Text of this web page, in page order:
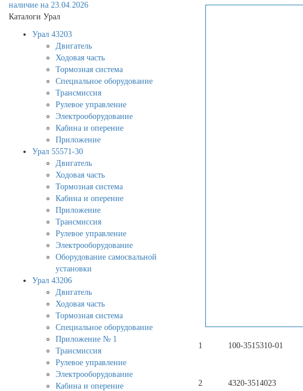
наличие на 23.04.2026
Каталоги Урал
Урал 43203
Двигатель
Ходовая часть
Тормозная система
Специальное оборудование
Трансмиссия
Рулевое управление
Электрооборудование
Кабина и оперение
Приложение
Урал 55571-30
Двигатель
Ходовая часть
Тормозная система
Кабина и оперение
Приложение
Трансмиссия
Рулевое управление
Электрооборудование
Оборудование самосвальной
установки
Урал 43206
Двигатель
Ходовая часть
Тормозная система
Специальное оборудование
Приложение № 1
Трансмиссия
Рулевое управление
Электрооборудование
Кабина и оперение
1 100-3515310-01
2 4320-3514023